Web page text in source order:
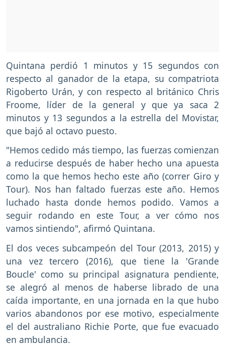
Quintana perdió 1 minutos y 15 segundos con
respecto al ganador de la etapa, su compatriota
Rigoberto Urán, y con respecto al británico Chris
Froome, líder de la general y que ya saca 2
minutos y 13 segundos a la estrella del Movistar,
que bajó al octavo puesto.
"Hemos cedido más tiempo, las fuerzas comienzan
a reducirse después de haber hecho una apuesta
como la que hemos hecho este año (correr Giro y
Tour). Nos han faltado fuerzas este año. Hemos
luchado hasta donde hemos podido. Vamos a
seguir rodando en este Tour, a ver cómo nos
vamos sintiendo", afirmó Quintana.
El dos veces subcampeón del Tour (2013, 2015) y
una vez tercero (2016), que tiene la 'Grande
Boucle' como su principal asignatura pendiente,
se alegró al menos de haberse librado de una
caída importante, en una jornada en la que hubo
varios abandonos por ese motivo, especialmente
el del australiano Richie Porte, que fue evacuado
en ambulancia.